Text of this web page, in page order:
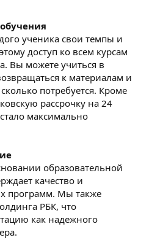
ученика свои темпы и
доступ ко всем курсам
Вы можете учиться в
к материалам и
потребуется. Кроме
рассрочку на 24
максимально
образовательной
качество и
программ. Мы также
РБК, что
как надежного